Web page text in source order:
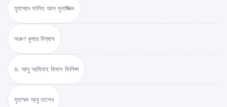
মুহাম্মাদ সালিহ আল মুনাজ্জিদ
অরুণ কুমার বিশ্বাস
ড. আবু আমিনাহ বিলাল ফিলিপ্স
মুহাম্মদ আবু তালেব